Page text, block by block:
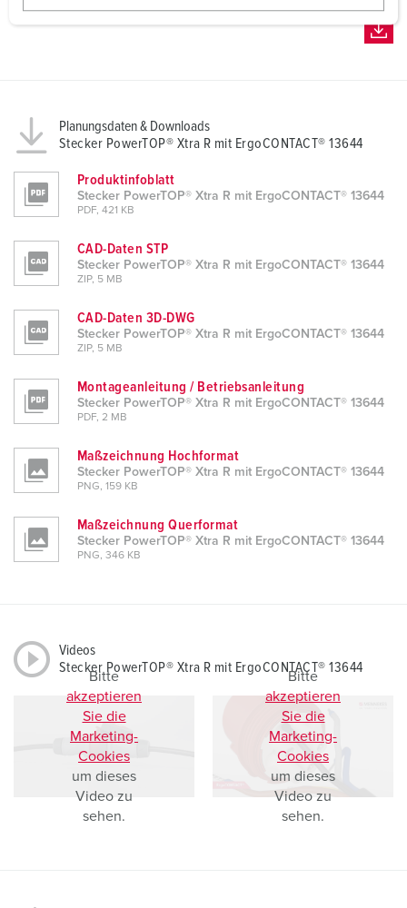
w
Planungsdaten & Downloads
Stecker PowerTOP® Xtra R mit ErgoCONTACT® 13644
Produktinfoblatt
Stecker PowerTOP® Xtra R mit ErgoCONTACT® 13644
PDF, 421 KB
CAD-Daten STP
Stecker PowerTOP® Xtra R mit ErgoCONTACT® 13644
ZIP, 5 MB
CAD-Daten 3D-DWG
Stecker PowerTOP® Xtra R mit ErgoCONTACT® 13644
ZIP, 5 MB
Montageanleitung / Betriebsanleitung
Stecker PowerTOP® Xtra R mit ErgoCONTACT® 13644
PDF, 2 MB
Maßzeichnung Hochformat
Stecker PowerTOP® Xtra R mit ErgoCONTACT® 13644
PNG, 159 KB
Maßzeichnung Querformat
Stecker PowerTOP® Xtra R mit ErgoCONTACT® 13644
PNG, 346 KB
Videos
Stecker PowerTOP® Xtra R mit ErgoCONTACT® 13644
Bitte
akzeptieren
Sie die
Marketing-
Cookies
um dieses
Video zu
sehen.
Bitte
akzeptieren
Sie die
Marketing-
Cookies
um dieses
Video zu
sehen.